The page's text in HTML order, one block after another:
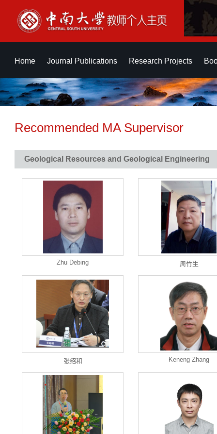
Home Journal Publications Research Projects
Recommended MA Supervisor
Geological Resources and Geological Engineering
Zhu Debing 周竹生
张绍和 Keneng Zhang